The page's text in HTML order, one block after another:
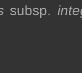
subsp.